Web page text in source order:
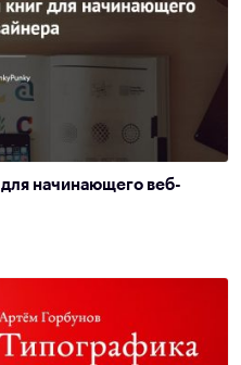
начинающего веб-